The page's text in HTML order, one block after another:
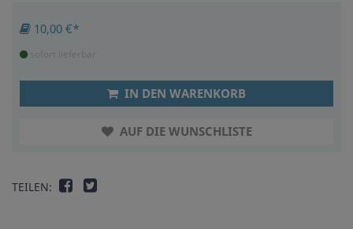
10,00 €*
sofort lieferbar
IN DEN WARENKORB
AUF DIE WUNSCHLISTE
TEILEN: